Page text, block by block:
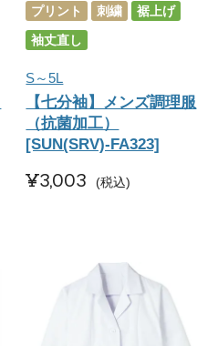
プリント 刺繍
裾上げ
袖丈直し
S～5L
【七分袖】メンズ調理服
（抗菌加工）
[SUN(SRV)-FA323]
¥3,003 税込